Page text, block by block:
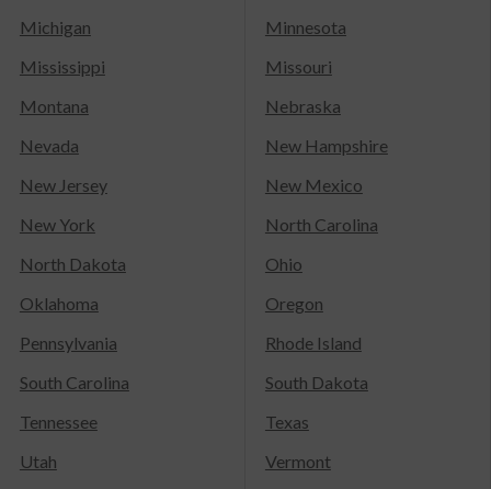
Michigan
Minnesota
Mississippi
Missouri
Montana
Nebraska
Nevada
New Hampshire
New Jersey
New Mexico
New York
North Carolina
North Dakota
Ohio
Oklahoma
Oregon
Pennsylvania
Rhode Island
South Carolina
South Dakota
Tennessee
Texas
Utah
Vermont